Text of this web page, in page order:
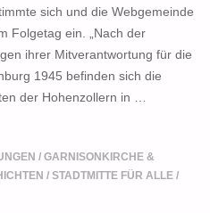
sich und die Webgemeinde
Folgetag ein. „Nach der
ihrer Mitverantwortung für die
1945 befinden sich die
der Hohenzollern in …
/ GARNISONKIRCHE &
/ STADTMITTE FÜR ALLE/